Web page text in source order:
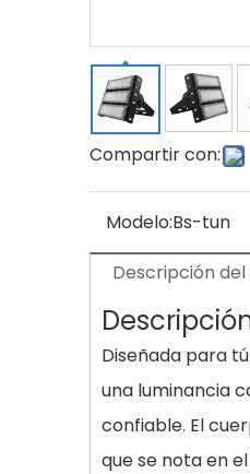
Compartir con:
Modelo:Bs-tun
Descripción
Diseñada para
una luminancia
confiable. El
que se nota en